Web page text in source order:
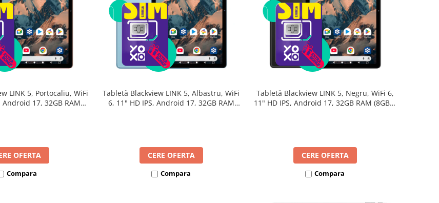
LINK 5, Portocaliu, WiFi
Android 17, 32GB RAM
OFERTA
Compara
Tabletă Blackview LINK 5, Albastru, WiFi
6, 11" HD IPS, Android 17, 32GB RAM
CERE OFERTA
Compara
Tabletă Blackview LINK 5, Negru, WiFi 6,
11" HD IPS, Android 17, 32GB RAM (8GB +
CERE OFERTA
Compara